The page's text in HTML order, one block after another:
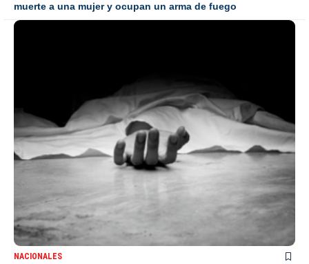
muerte a una mujer y ocupan un arma de fuego
NACIONALES